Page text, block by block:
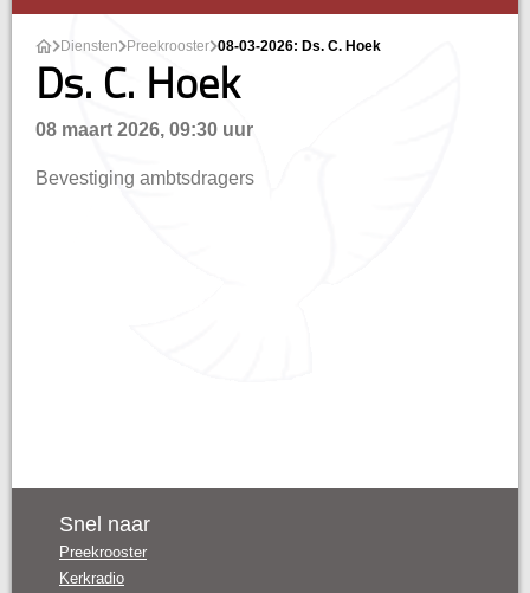
Diensten Preekrooster 08-03-2026: Ds. C. Hoek
Ds. C. Hoek
08 maart 2026, 09:30 uur
Bevestiging ambtsdragers
Snel naar
Preekrooster
Kerkradio